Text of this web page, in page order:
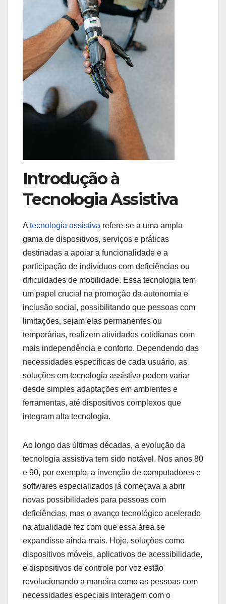
Introdução à
Tecnologia Assistiva
A tecnologia assistiva refere-se a uma ampla
gama de dispositivos, serviços e práticas
destinadas a apoiar a funcionalidade e a
participação de indivíduos com deficiências ou
dificuldades de mobilidade. Essa tecnologia tem
um papel crucial na promoção da autonomia e
inclusão social, possibilitando que pessoas com
limitações, sejam elas permanentes ou
temporárias, realizem atividades cotidianas com
mais independência e conforto. Dependendo das
necessidades específicas de cada usuário, as
soluções em tecnologia assistiva podem variar
desde simples adaptações em ambientes e
ferramentas, até dispositivos complexos que
integram alta tecnologia.
Ao longo das últimas décadas, a evolução da
tecnologia assistiva tem sido notável. Nos anos 80
e 90, por exemplo, a invenção de computadores e
softwares especializados já começava a abrir
novas possibilidades para pessoas com
deficiências, mas o avanço tecnológico acelerado
na atualidade fez com que essa área se
expandisse ainda mais. Hoje, soluções como
dispositivos móveis, aplicativos de acessibilidade,
e dispositivos de controle por voz estão
revolucionando a maneira como as pessoas com
necessidades especiais interagem com o